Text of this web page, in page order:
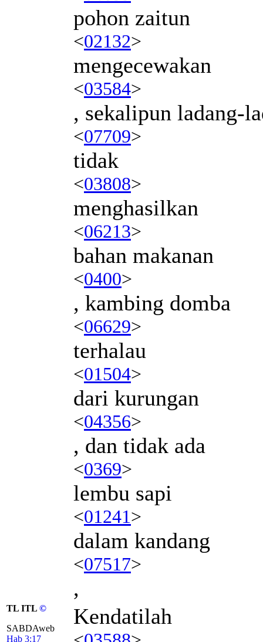
pohon zaitun
<02132>
mengecewakan
<03584>
, sekalipun ladang-
<07709>
tidak
<03808>
menghasilkan
<06213>
bahan makanan
<0400>
, kambing domba
<06629>
terhalau
<01504>
dari kurungan
<04356>
, dan tidak ada
<0369>
lembu sapi
<01241>
dalam kandang
<07517>
,
TL ITL ©
SABDAweb
Hab 3:17
Kendatilah